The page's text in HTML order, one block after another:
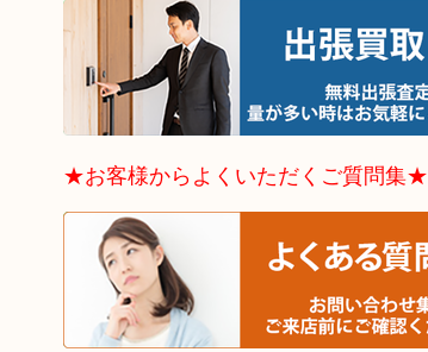
★お客様からよくいただくご質問集★